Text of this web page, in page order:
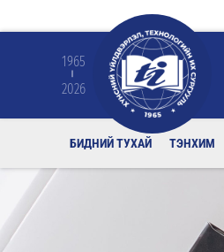
1965
2026
БИДНИЙ ТУХАЙ ТЭНХИМ